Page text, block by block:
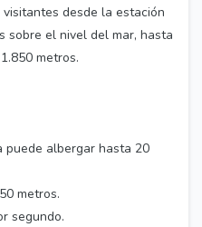
desde la estación
sobre el nivel del mar, hasta
metros.
puede albergar hasta 20
metros.
segundo.